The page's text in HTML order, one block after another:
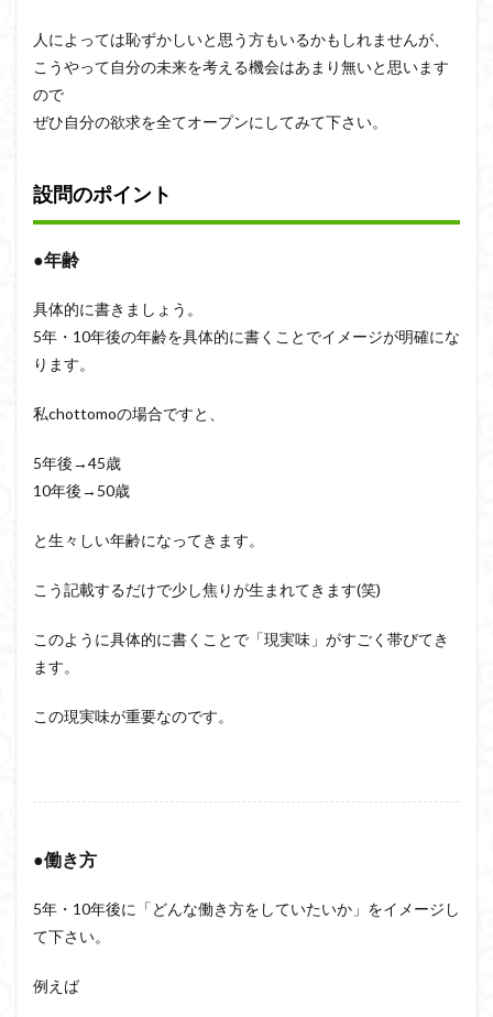
人によっては恥ずかしいと思う方もいるかもしれませんが、
こうやって自分の未来を考える機会はあまり無いと思います
ので
ぜひ自分の欲求を全てオープンにしてみて下さい。
設問のポイント
●年齢
具体的に書きましょう。
5年・10年後の年齢を具体的に書くことでイメージが明確にな
ります。
私chottomoの場合ですと、
5年後→45歳
10年後→50歳
と生々しい年齢になってきます。
こう記載するだけで少し焦りが生まれてきます(笑)
このように具体的に書くことで「現実味」がすごく帯びてき
ます。
この現実味が重要なのです。
●働き方
5年・10年後に「どんな働き方をしていたいか」をイメージし
て下さい。
例えば